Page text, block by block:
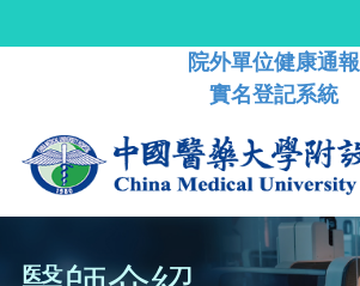
院外單位健康通報
實名登記系統